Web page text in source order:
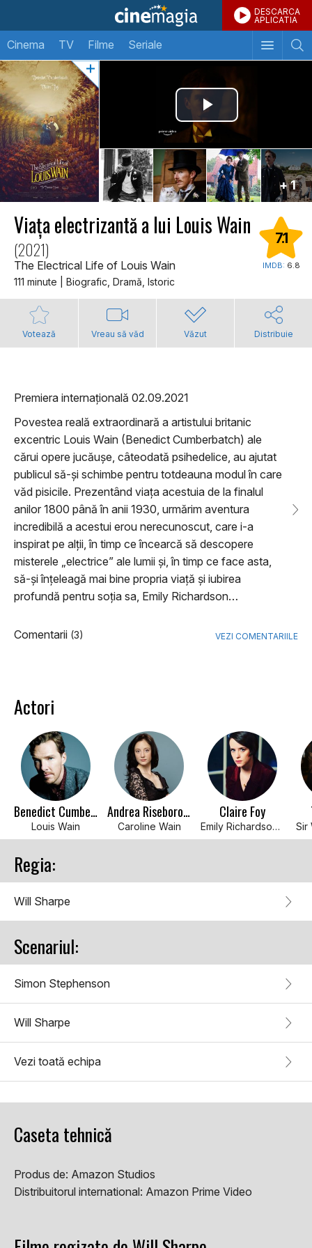
DESCARCA
APLICATIA
Cinema TV Filme Seriale
+ 1
Viața electrizantă a lui Louis Wain
(2021)
The Electrical Life of Louis Wain
111 minute | Biografic, Dramă, Istoric
7.1
IMDB: 6.8
Votează Vreau să văd Văzut Distribuie
Premiera internațională 02.09.2021
Povestea reală extraordinară a artistului britanic
excentric Louis Wain (Benedict Cumberbatch) ale
cărui opere jucăușe, câteodată psihedelice, au ajutat
publicul să-și schimbe pentru totdeauna modul în care
văd pisicile. Prezentând viața acestuia de la finalul
anilor 1800 până în anii 1930, urmărim aventura
incredibilă a acestui erou nerecunoscut, care i-a
inspirat pe alții, în timp ce încearcă să descopere
misterele „electrice” ale lumii și, în timp ce face asta,
să-și înțeleagă mai bine propria viață și iubirea
profundă pentru soția sa, Emily Richardson…
Comentarii (3) VEZI COMENTARIILE
Actori
Benedict Cumberbatch
Louis Wain
Andrea Riseborough
Caroline Wain
Claire Foy
Emily Richardson-Wain Sir
Regia:
Will Sharpe
Scenariul:
Simon Stephenson
Will Sharpe
Vezi toată echipa
Caseta tehnică
Produs de: Amazon Studios
Distribuitorul international: Amazon Prime Video